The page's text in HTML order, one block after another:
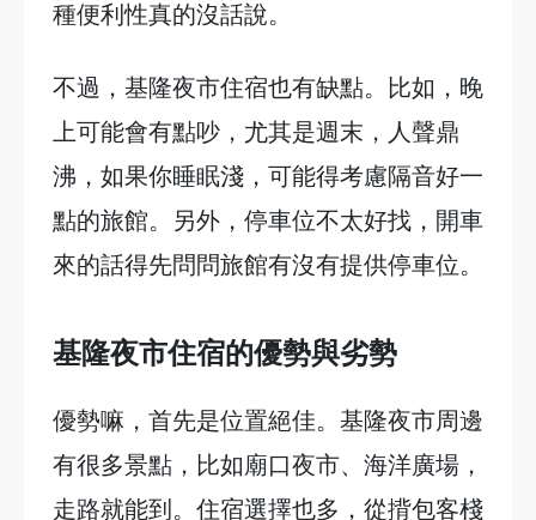
種便利性真的沒話說。
不過，基隆夜市住宿也有缺點。比如，晚
上可能會有點吵，尤其是週末，人聲鼎
沸，如果你睡眠淺，可能得考慮隔音好一
點的旅館。另外，停車位不太好找，開車
來的話得先問問旅館有沒有提供停車位。
基隆夜市住宿的優勢與劣勢
優勢嘛，首先是位置絕佳。基隆夜市周邊
有很多景點，比如廟口夜市、海洋廣場，
走路就能到。住宿選擇也多，從揹包客棧